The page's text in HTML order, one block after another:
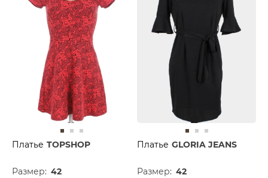
Платье TOPSHOP
Размер: 42
Платье GLORIA JEANS
Размер: 42